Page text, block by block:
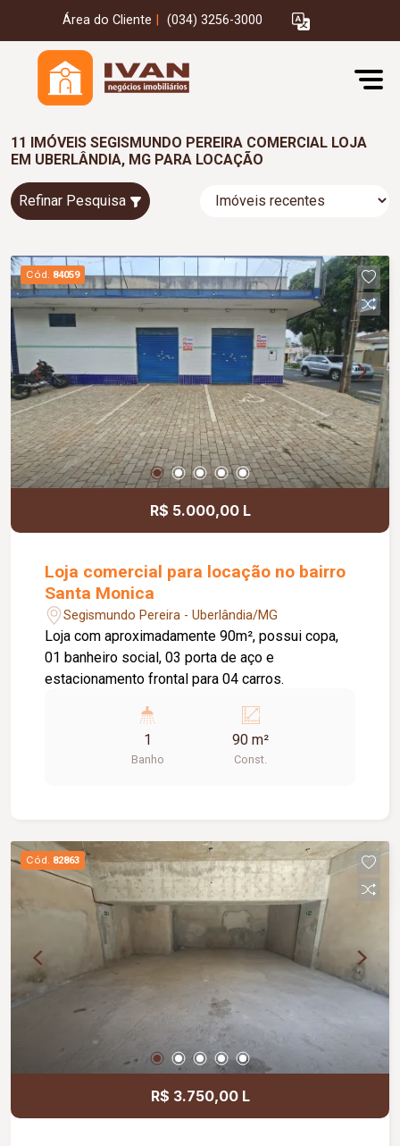
Área do Cliente (034) 3256-3000
11 IMÓVEIS SEGISMUNDO PEREIRA COMERCIAL LOJA
EM UBERLÂNDIA, MG PARA LOCAÇÃO
Refinar Pesquisa
Cód. 84059
R$ 5.000,00 L
Loja comercial para locação no bairro
Santa Monica
Segismundo Pereira - Uberlândia/MG
Loja com aproximadamente 90m², possui copa,
01 banheiro social, 03 porta de aço e
estacionamento frontal para 04 carros.
1
Banho
90 m²
Const.
Cód. 82863
R$ 3.750,00 L